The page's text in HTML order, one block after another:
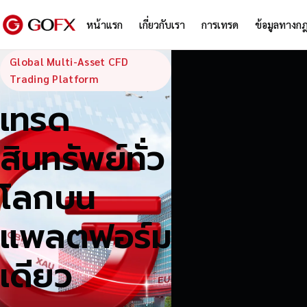
หน้าแรก เกี่ยวกับเรา การเทรด ข้อมูลทางก
GoFX —
Global Multi-Asset CFD
Trading Platform
เทรด
สินทรัพย์ทั่ว
โลกบน
แพลตฟอร์ม
เดียว